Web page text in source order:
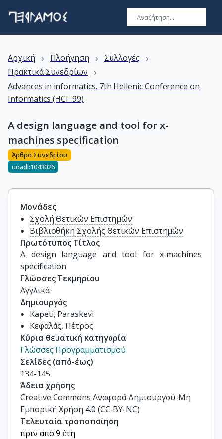
Αρχική › Πλοήγηση › Συλλογές ›
Πρακτικά Συνεδρίων ›
Advances in informatics. 7th Hellenic Conference on
Informatics (HCI '99)
A design language and tool for x-
machines specification
Άρθρο Συνεδρίου
uoadl:1043026
Μονάδες
Σχολή Θετικών Επιστημών
Βιβλιοθήκη Σχολής Θετικών Επιστημών
Πρωτότυπος Τίτλος
A design language and tool for x-machines
specification
Γλώσσες Τεκμηρίου
Αγγλικά
Δημιουργός
Kapeti, Paraskevi
Κεφαλάς, Πέτρος
Κύρια θεματική κατηγορία
Γλώσσες Προγραμματισμού
Σελίδες (από-έως)
134-145
Άδεια χρήσης
Creative Commons Αναφορά Δημιουργού-Μη
Εμπορική Χρήση 4.0 (CC-BY-NC)
Τελευταία τροποποίηση
πριν από 9 έτη